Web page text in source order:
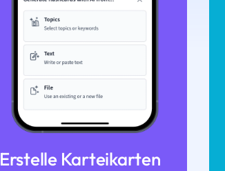
Erstelle Karteikarten